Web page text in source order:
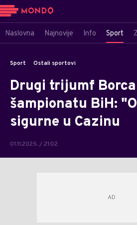
Naslovna Najnovije Info Sport
Sport Ostali sportovi
Drugi trijumf
šampionatu BiH:
sigurne u Cazinu
01.11.2025. / 21:02